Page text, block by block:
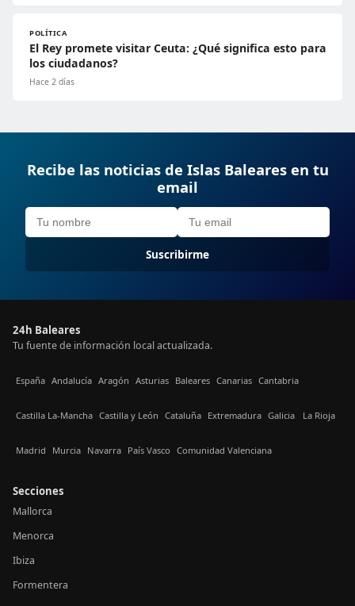
POLÍTICA
El Rey promete visitar Ceuta: ¿Qué significa esto para
los ciudadanos?
Hace 2 días
Recibe las noticias de Islas Baleares en tu
email
Suscribirme
24h Baleares
Tu fuente de información local actualizada.
España Andalucía Aragón Asturias Baleares Canarias Cantabria
Castilla La-Mancha Castilla y León Cataluña Extremadura Galicia La Rioja
Madrid Murcia Navarra País Vasco Comunidad Valenciana
Secciones
Mallorca
Menorca
Ibiza
Formentera